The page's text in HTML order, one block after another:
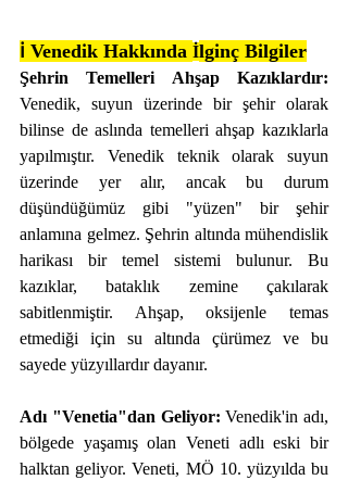
ℹ️ Venedik Hakkında İlginç Bilgiler
Şehrin Temelleri Ahşap Kazıklardır:
Venedik, suyun üzerinde bir şehir olarak
bilinse de aslında temelleri ahşap kazıklarla
yapılmıştır. Venedik teknik olarak suyun
üzerinde yer alır, ancak bu durum
düşündüğümüz gibi "yüzen" bir şehir
anlamına gelmez. Şehrin altında mühendislik
harikası bir temel sistemi bulunur. Bu
kazıklar, bataklık zemine çakılarak
sabitlenmiştir. Ahşap, oksijenle temas
etmediği için su altında çürümez ve bu
sayede yüzyıllardır dayanır.
Adı "Venetia"dan Geliyor: Venedik'in adı,
bölgede yaşamış olan Veneti adlı eski bir
halktan geliyor. Veneti, MÖ 10. yüzyılda bu